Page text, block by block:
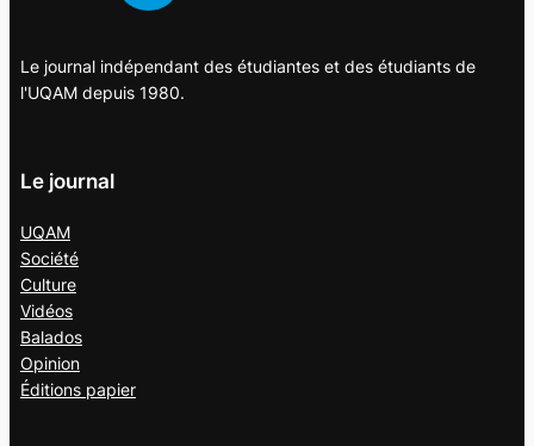
Le journal indépendant des étudiantes et des étudiants de
l'UQAM depuis 1980.
Le journal
UQAM
Société
Culture
Vidéos
Balados
Opinion
Éditions papier